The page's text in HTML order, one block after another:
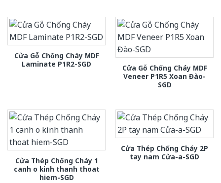
Cửa Gỗ Chống Cháy MDF
Laminate P1R2-SGD
Cửa Gỗ Chống Cháy MDF
Veneer P1R5 Xoan Đào-
SGD
Cửa Thép Chống Cháy 1
canh o kinh thanh thoat
hiem-SGD
Cửa Thép Chống Cháy 2P
tay nam Cửa-a-SGD